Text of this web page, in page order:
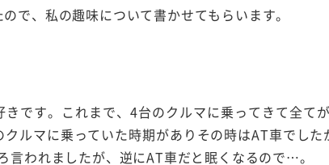
で、私の趣味について書かせてもらいます。
です。これまで、4台のクルマに乗ってきて全て
ルマに乗っていた時期がありその時はAT車でし
言われましたが、逆にAT車だと眠くなるので…。